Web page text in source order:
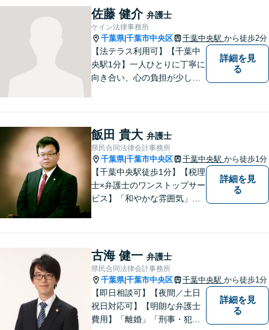
な内容の紛争も、事務所一丸
となり解決までサポート【葭
川公園駅5分】
佐藤 健介 弁護士
ケイン法律事務所
千葉県|千葉市中央区 千葉中央駅 から徒歩2分
【法テラス利用可】【千葉中
央駅1分】一人ひとりに丁寧に
向き合い、心の負担が少しで
据えた支えを大切にしていま
す。あなたの気持ちにしっか
り寄り添います。【休日・夜
間面談可】
詳細を見
る
飯田 貴大 弁護士
県民合同法律会計事務所
千葉県|千葉市中央区 千葉中央駅 から徒歩1分
【千葉中央駅徒歩1分】【税理
士×弁護士のワンストップサー
ビス】「和やかな雰囲気」と
ありましたら、お気軽にご相
談ください。【完全個室対
応】
詳細を見
る
古海 健一 弁護士
県民合同法律会計事務所
千葉県|千葉市中央区 千葉中央駅 から徒歩1分
【即日相談可】【夜間／土日
祝日対応可】【明朗な弁護士
費用】「離婚」「刑事・犯罪
詳細を見
る